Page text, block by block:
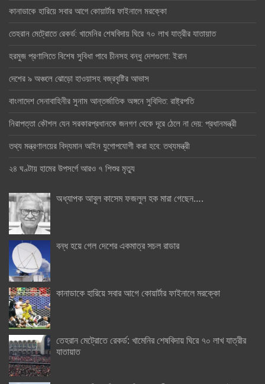
কানাডাকে হারিয়ে সবার আগে কোয়ার্টার ফাইনালে মরক্কো
তেহরান মেট্রোতে রেকর্ড: খামেনির শেষবিদায় ঘিরে ৭০ লাখ যাত্রীর যাতায়াত
হরমুজ প্রণালিতে বিশেষ সুবিধা পাবে চীনসহ বন্ধু দেশগুলো: ইরান
দেশের ৯ অঞ্চলে ঝোড়ো হাওয়াসহ বজ্রবৃষ্টির আভাস
বাংলাদেশ সেনাবাহিনীর সুনাম আন্তর্জাতিক অঙ্গনে সুবিদিত: রাষ্ট্রপতি
নিরাপত্তা কৌশল যেন সরকারপ্রধানকে জনগণ থেকে দূরে ঠেলে না দেয়: প্রধানমন্ত্রী
তথ্য মন্ত্রণালয়ের বিদ্যমান আইন যুগোপযোগী করা হবে: তথ্যমন্ত্রী
২৪ ঘণ্টায় হামের উপসর্গে আরও ৭ শিশুর মৃত্যু
অধ্যাপক আবুল কাসেম ফজলুল হক মারা গেছেন….
বন্ধ হয়ে গেল দেশের একমাত্র সচল রাডার
কানাডাকে হারিয়ে সবার আগে কোয়ার্টার ফাইনালে মরক্কো
তেহরান মেট্রোতে রেকর্ড: খামেনির শেষবিদায় ঘিরে ৭০ লাখ যাত্রীর
যাতায়াত